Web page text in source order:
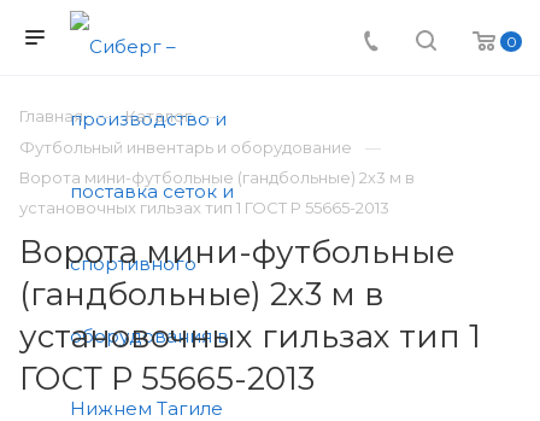
0
Главная
Каталог
Футбольный инвентарь и оборудование
Ворота мини-футбольные (гандбольные) 2х3 м в
установочных гильзах тип 1 ГОСТ Р 55665-2013
Ворота мини-футбольные
(гандбольные) 2х3 м в
установочных гильзах тип 1
ГОСТ Р 55665-2013